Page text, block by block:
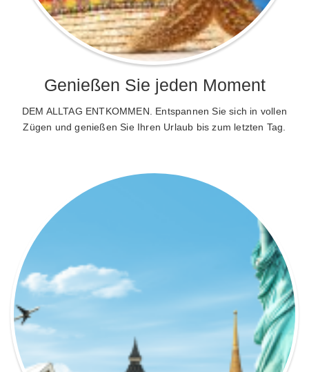
Genießen Sie jeden Moment
DEM ALLTAG ENTKOMMEN. Entspannen Sie sich in vollen
Zügen und genießen Sie Ihren Urlaub bis zum letzten Tag.